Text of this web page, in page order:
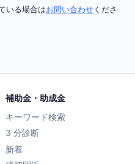
いる場合はお問い合わせ くださ
補助金・助成金
キーワード検索
3 分診断
新着